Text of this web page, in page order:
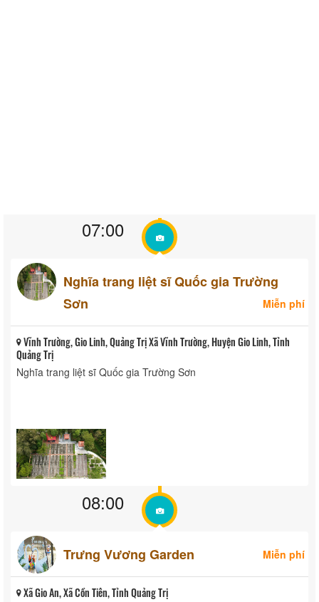
07:00
Nghĩa trang liệt sĩ Quốc gia Trường
Sơn
Miễn phí
Vĩnh Trường, Gio Linh, Quảng Trị Xã Vĩnh Trường, Huyện Gio Linh, Tỉnh
Quảng Trị
Nghĩa trang liệt sĩ Quốc gia Trường Sơn
08:00
Trưng Vương Garden Miễn phí
Xã Gio An, Xã Cồn Tiên, Tỉnh Quảng Trị